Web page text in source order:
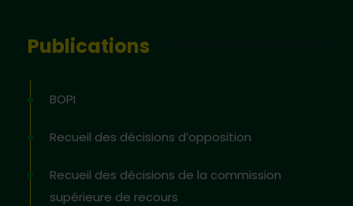
Publications
BOPI
Recueil des décisions d’opposition
Recueil des décisions de la commission
supérieure de recours